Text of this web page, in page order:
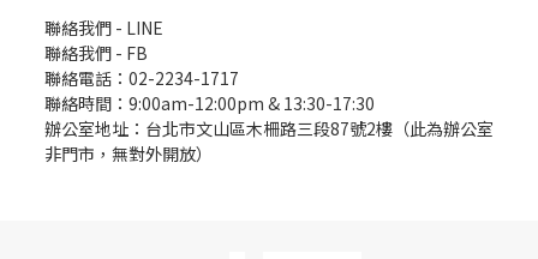
聯絡我們 - LINE
聯絡我們 - FB
聯絡電話：02-2234-1717
聯絡時間：9:00am-12:00pm & 13:30-17:30
辦公室地址：台北市文山區木柵路三段87號2樓（此為辦公室
非門市，無對外開放）